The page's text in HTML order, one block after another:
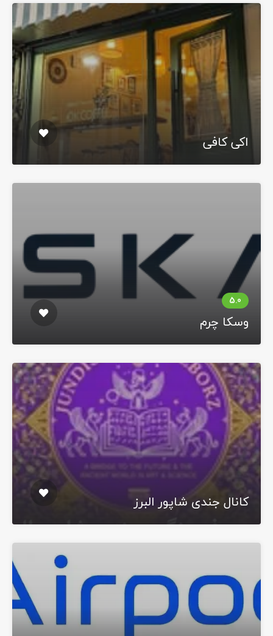
اکی کافی
وسکا چرم
کانال جندی شاپور البرز